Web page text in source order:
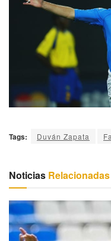
Tags: Duván Zapata
Noticias Relacionadas